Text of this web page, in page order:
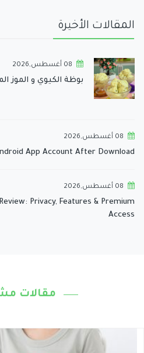
المقالات الأخيرة
08 أغسطس,2026
بوظة الكيوي و الموز
08 أغسطس,2026
App Account After Download
08 أغسطس,2026
Privacy, Features & Premium
Access
مقالات